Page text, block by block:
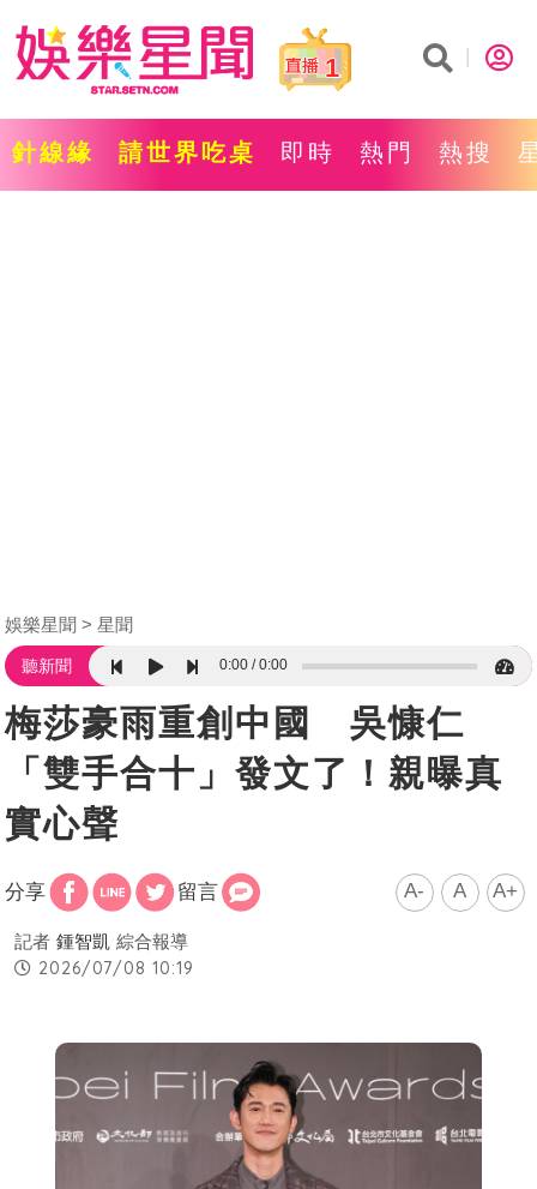
1
針線緣 請世界吃桌 即時 熱門 熱搜
娛樂星聞 星聞
聽新聞 0:00 0:00
梅莎豪雨重創中國 吳慷仁
「雙手合十」發文了！親曝真
實心聲
分享 留言 A- A A+
記者 鍾智凱 綜合報導
2026/07/08 10:19